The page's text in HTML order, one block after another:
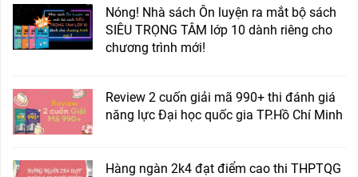
Nóng! Nhà sách Ôn luyện ra mắt bộ sách
SIÊU TRỌNG TÂM lớp 10 dành riêng cho
chương trình mới!
Review 2 cuốn giải mã 990+ thi đánh giá
năng lực Đại học quốc gia TP.Hồ Chí Minh
Hàng ngàn 2k4 đạt điểm cao thi THPTQG